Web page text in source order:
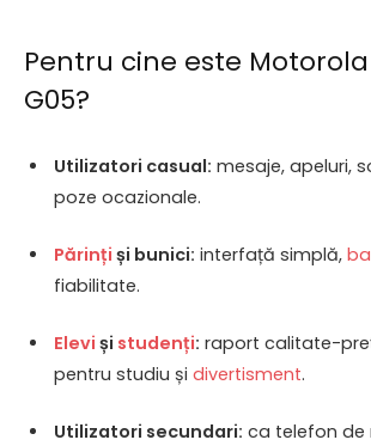
Pentru cine este
G05?
Utilizatori casual: mesaje, apeluri,
poze ocazionale.
Părinți și bunici: interfață simplă,
fiabilitate.
Elevi și studenți: raport calitate-
pentru studiu și divertisment.
Utilizatori secundari: ca telefon de